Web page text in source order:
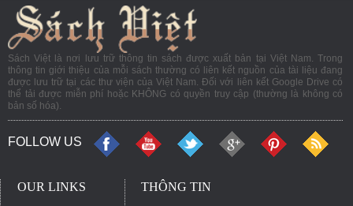
Sách Việt là nơi lưu trữ thông tin sách được xuất bản tại Việt Nam. Trong
thông tin giới thiệu của mỗi sách thường có liên kết nguồn của tài liệu đang
được lưu trữ tại các thư viện của Việt Nam. Đối với liên kết Google Drive có
thể tải được miễn phí hoặc KHÔNG có quyền truy cập (thường là không có
bản số hóa).
FOLLOW US
OUR LINKS THÔNG TIN